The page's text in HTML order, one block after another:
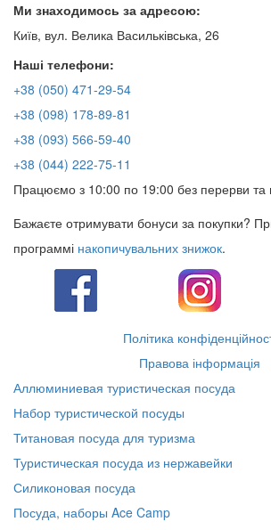
Ми знаходимось за адресою:
Київ, вул. Велика Васильківська, 26
Наші телефони:
+38 (050) 471-29-54
+38 (098) 178-89-81
+38 (093) 566-59-40
+38 (044) 222-75-11
Працюємо з 10:00 по 19:00 без перерви та
Бажаєте отримувати бонуси за покупки?
программі накопичувальних знижок.
Політика
Правова інформація
Аллюминиевая туристическая посуда
Набор туристической посуды
Титановая посуда для туризма
Туристическая посуда из нержавейки
Силиконовая посуда
Посуда, наборы Ace Camp